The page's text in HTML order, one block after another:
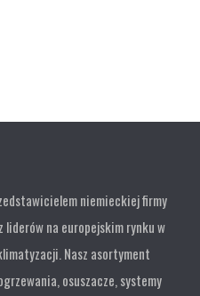
niemieckiej firmy
liderów na europejskim rynku w
Nasz asortyment
osuszacze, systemy